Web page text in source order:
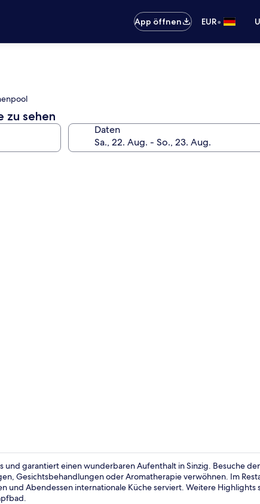
App öffnen
EUR•
zu sehen
Daten
und garantiert einen wunderbaren Aufenthalt in Sinzig. Besuche
Gesichtsbehandlungen oder Aromatherapie verwöhnen. Im
und Abendessen internationale Küche serviert. Weitere Highlights